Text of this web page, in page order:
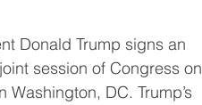
Donald Trump signs an
session of Congress on
DC. Trump’s